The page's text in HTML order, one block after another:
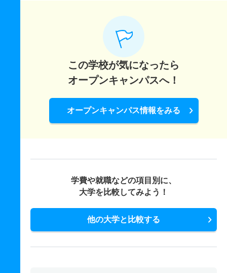
この学校が気になったら
オープンキャンパスへ！
オープンキャンパス情報をみる
学費や就職などの項目別に、
大学を比較してみよう！
他の大学と比較する